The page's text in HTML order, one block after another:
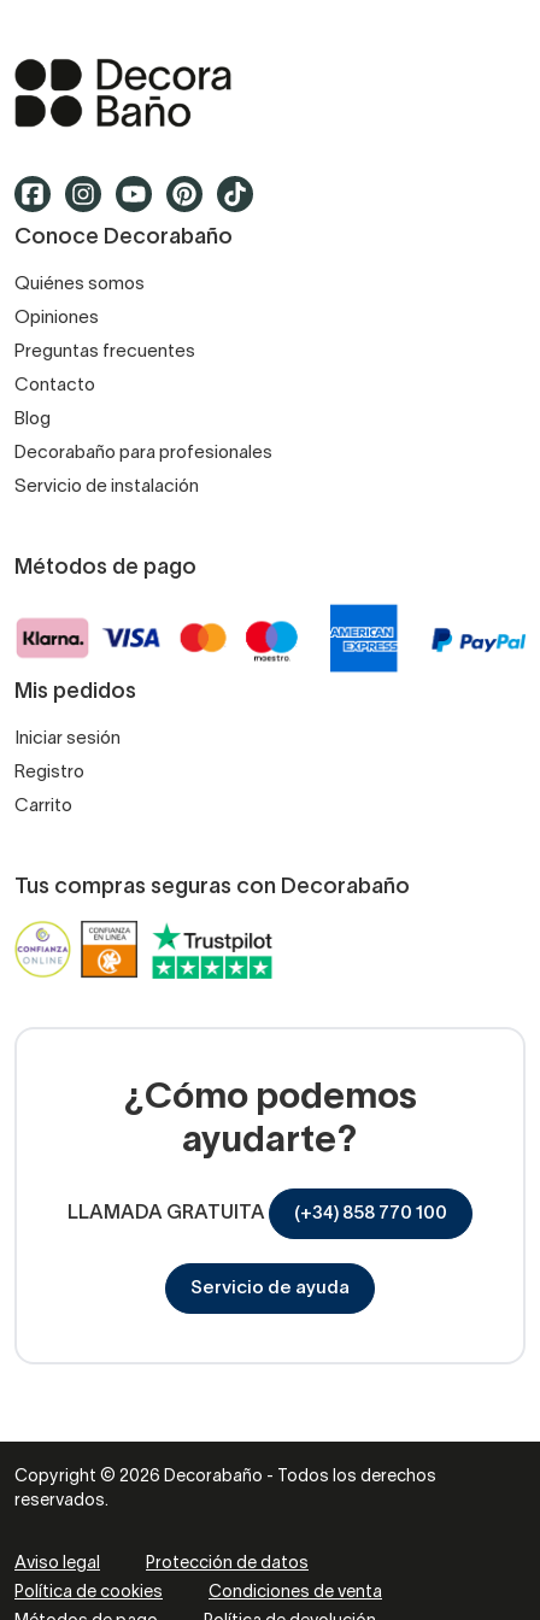
Un mueble auxiliar de madera encaja prácticamente
en cualquier ambiente, ya sea moderno, clásico o
Tienes cajoneras de madera en distintos acabados,
sobre todo laminadas, perfectas para cualquier
decoración.
Conoce Decorabaño
Quiénes somos
Opiniones
Preguntas frecuentes
Contacto
Blog
Decorabaño para profesionales
Servicio de instalación
Métodos de pago
Mis pedidos
Iniciar sesión
Registro
Carrito
Tus compras seguras con Decorabaño
¿Cómo podemos
ayudarte?
LLAMADA GRATUITA (+34) 858 770 100
Servicio de ayuda
Copyright © 2026 Decorabaño - Todos los derechos
reservados.
Aviso legal
Protección de datos
Política de cookies
Condiciones de venta